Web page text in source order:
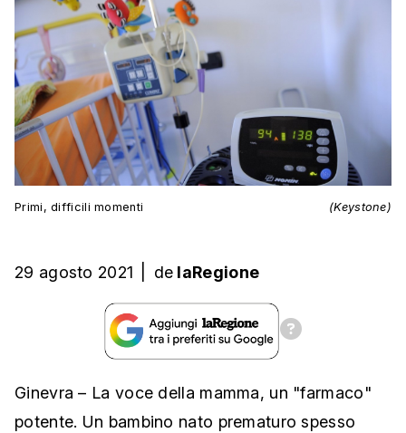
Primi, difficili momenti (Keystone)
29 agosto 2021 de laRegione
Ginevra – La voce della mamma, un "farmaco"
potente. Un bambino nato prematuro spesso